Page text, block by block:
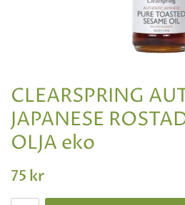
CLEARSPRING
JAPANESE
OLJA eko
75 kr